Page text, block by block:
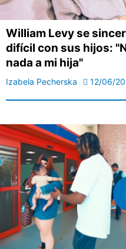
William Levy se
difícil con sus hijos:
nada a mi hija"
Izabela Pecherska 12/06/